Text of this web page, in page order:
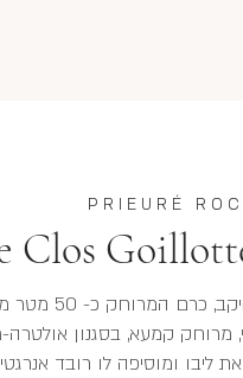
PRIEURÉ
Clos
מרוחק קמעא, בסגנון
ליבו ומוסיפה לו רובד